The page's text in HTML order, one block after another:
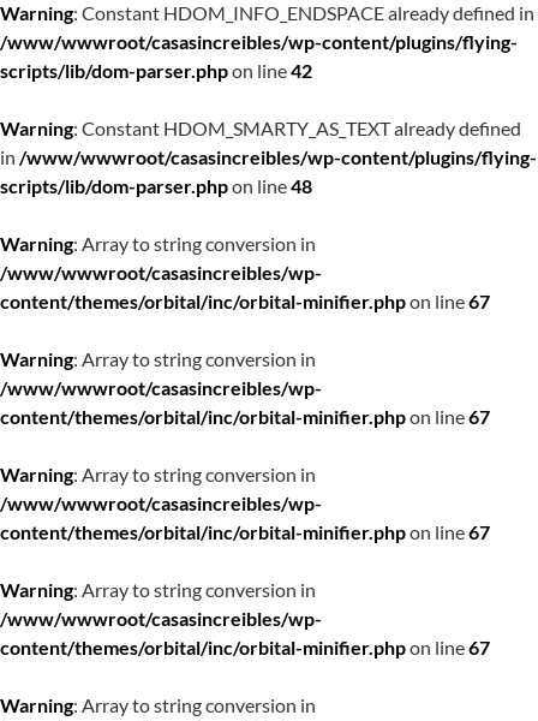
Warning: Constant HDOM_INFO_ENDSPACE already defined in
/www/wwwroot/casasincreibles/wp-content/plugins/flying-
scripts/lib/dom-parser.phpon line42
Warning: Constant HDOM_SMARTY_AS_TEXT already defined
in /www/wwwroot/casasincreibles/wp-content/plugins/flying-
scripts/lib/dom-parser.phpon line48
Warning: Array to string conversion in
/www/wwwroot/casasincreibles/wp-
content/themes/orbital/inc/orbital-minifier.phpon line67
Warning: Array to string conversion in
/www/wwwroot/casasincreibles/wp-
content/themes/orbital/inc/orbital-minifier.phpon line67
Warning: Array to string conversion in
/www/wwwroot/casasincreibles/wp-
content/themes/orbital/inc/orbital-minifier.phpon line67
Warning: Array to string conversion in
/www/wwwroot/casasincreibles/wp-
content/themes/orbital/inc/orbital-minifier.phpon line67
Warning: Array to string conversion in